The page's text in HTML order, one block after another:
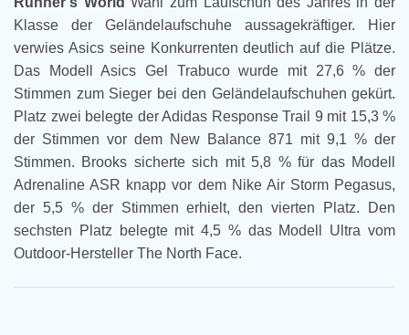
Klasse der Geländelaufschuhe aussagekräftiger. Hier
verwies Asics seine Konkurrenten deutlich auf die Plätze.
Das Modell Asics Gel Trabuco wurde mit 27,6 % der
Stimmen zum Sieger bei den Geländelaufschuhen gekürt.
Platz zwei belegte der Adidas Response Trail 9 mit 15,3 %
der Stimmen vor dem New Balance 871 mit 9,1 % der
Stimmen. Brooks sicherte sich mit 5,8 % für das Modell
Adrenaline ASR knapp vor dem Nike Air Storm Pegasus,
der 5,5 % der Stimmen erhielt, den vierten Platz. Den
sechsten Platz belegte mit 4,5 % das Modell Ultra vom
Outdoor-Hersteller The North Face.